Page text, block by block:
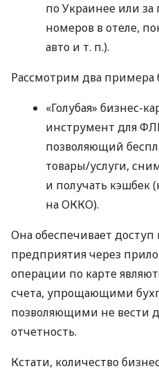
по Украинее или
номеров в отеле,
авто и т. п.).
Рассмотрим два примера
«Голубая» бизнес-
инструмент для
позволяющий
товары/услуги,
и получать кэшбек
на ОККО).
Она обеспечивает
предприятия через
операции по карте
счета, упрощающими
позволяющими не вести
отчетность.
Кстати, количество